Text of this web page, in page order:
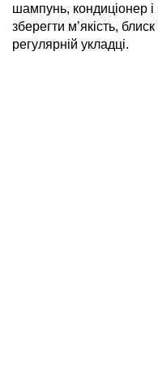
шампунь, кондиціонер
зберегти м’якість,
регулярній укладці.